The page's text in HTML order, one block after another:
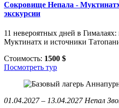
Сокровище Непала -
экскурсии
11 невероятных дней в
Муктинатх и источники
Стоимость: 1500 $
Посмотреть тур
01.04.2027 – 13.04.2027 Непал